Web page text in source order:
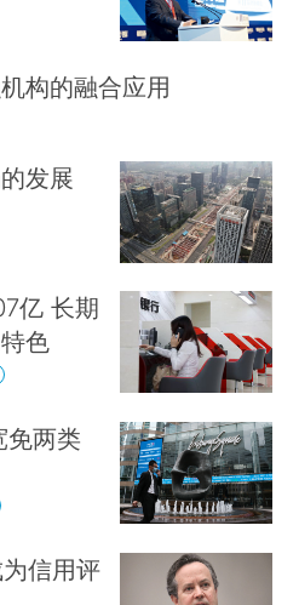
构的融合应用
发展
亿 长期
色
免两类
信用评